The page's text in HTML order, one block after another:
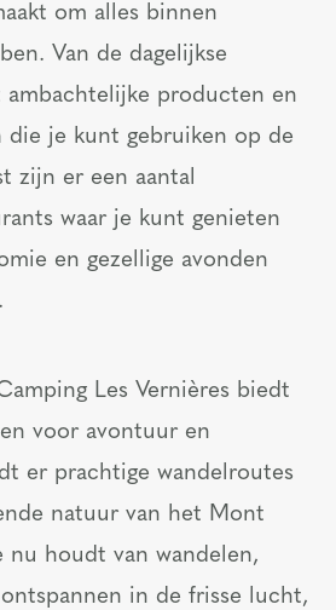
om alles binnen
Van de dagelijkse
ambachtelijke producten en
die je kunt gebruiken op de
zijn er een aantal
waar je kunt genieten
en gezellige avonden
Les Vernières biedt
voor avontuur en
er prachtige wandelroutes
natuur van het Mont
nu houdt van wandelen,
in de frisse lucht,